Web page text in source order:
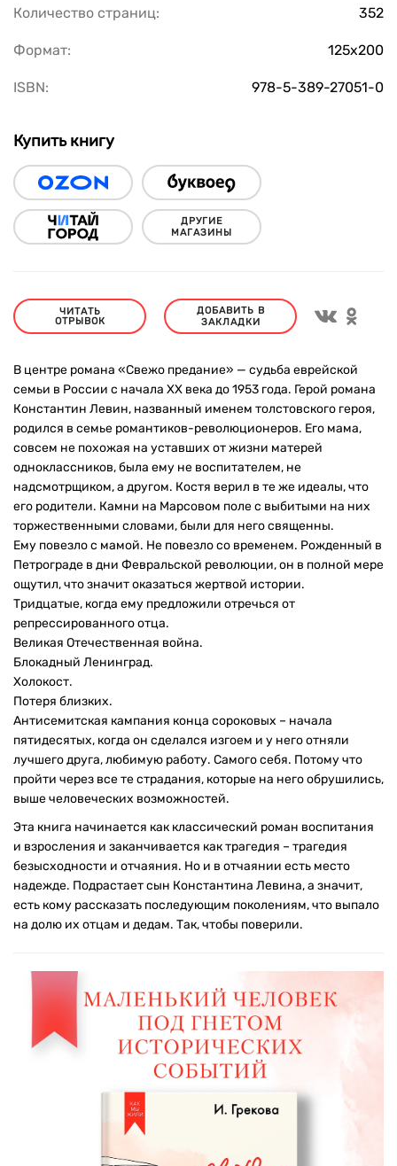
Количество страниц: 352
Формат: 125х200
ISBN: 978-5-389-27051-0
Купить книгу
ДРУГИЕ
МАГАЗИНЫ
ЧИТАТЬ
ОТРЫВОК
ДОБАВИТЬ В
ЗАКЛАДКИ
В центре романа «Свежо предание» — судьба еврейской
семьи в России с начала ХХ века до 1953 года. Герой романа
Константин Левин, названный именем толстовского героя,
родился в семье романтиков-революционеров. Его мама,
совсем не похожая на уставших от жизни матерей
одноклассников, была ему не воспитателем, не
надсмотрщиком, а другом. Костя верил в те же идеалы, что
его родители. Камни на Марсовом поле с выбитыми на них
торжественными словами, были для него священны.
Ему повезло с мамой. Не повезло со временем. Рожденный в
Петрограде в дни Февральской революции, он в полной мере
ощутил, что значит оказаться жертвой истории.
Тридцатые, когда ему предложили отречься от
репрессированного отца.
Великая Отечественная война.
Блокадный Ленинград.
Холокост.
Потеря близких.
Антисемитская кампания конца сороковых – начала
пятидесятых, когда он сделался изгоем и у него отняли
лучшего друга, любимую работу. Самого себя. Потому что
пройти через все те страдания, которые на него обрушились,
выше человеческих возможностей.
Эта книга начинается как классический роман воспитания
и взросления и заканчивается как трагедия – трагедия
безысходности и отчаяния. Но и в отчаянии есть место
надежде. Подрастает сын Константина Левина, а значит,
есть кому рассказать последующим поколениям, что выпало
на долю их отцам и дедам. Так, чтобы поверили.